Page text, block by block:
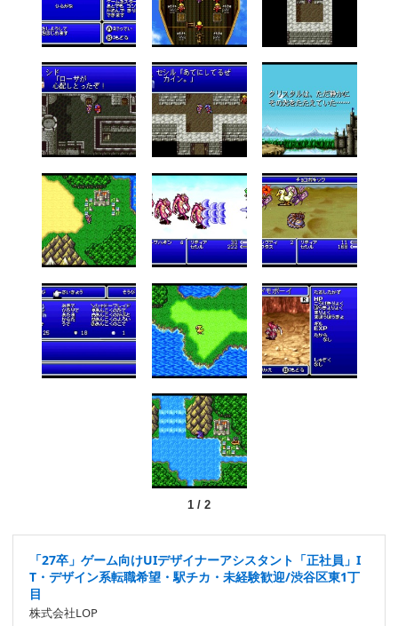
1/ 2
「27卒」ゲーム向けUIデザイナーアシスタント「正社員」I
T・デザイン系転職希望・駅チカ・未経験歓迎/渋谷区東1丁
目
株式会社LOP